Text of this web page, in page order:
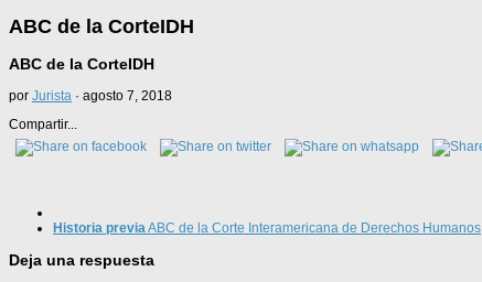
ABC de la CorteIDH
ABC de la CorteIDH
por Jurista · agosto 7, 2018
Compartir...
Historia previaABC de la Corte Interamericana de Derechos Humanos
Deja una respuesta